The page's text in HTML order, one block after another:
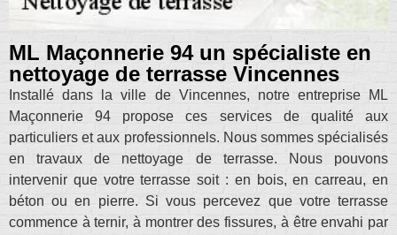
ML Maçonnerie 94 un spécialiste en
nettoyage de terrasse Vincennes
Installé dans la ville de Vincennes, notre entreprise ML
Maçonnerie 94 propose ces services de qualité aux
particuliers et aux professionnels. Nous sommes spécialisés
en travaux de nettoyage de terrasse. Nous pouvons
intervenir que votre terrasse soit : en bois, en carreau, en
béton ou en pierre. Si vous percevez que votre terrasse
commence à ternir, à montrer des fissures, à être envahi par